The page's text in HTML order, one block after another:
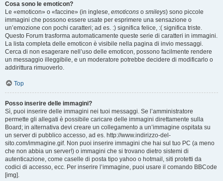
Cosa sono le emoticon?
Le «emoticon» o «faccine» (in inglese, emoticons o smileys) sono piccole
immagini che possono essere usate per esprimere una sensazione o
un’emozione con pochi caratteri; ad es. :) significa felice, :( significa triste.
Questo Forum trasforma automaticamente queste serie di caratteri in immagini.
La lista completa delle emoticon è visibile nella pagina di invio messaggi.
Cerca di non esagerare nell’uso delle emoticon, possono facilmente rendere
un messaggio illeggibile, e un moderatore potrebbe decidere di modificarlo o
addirittura rimuoverlo.
Top
Posso inserire delle immagini?
Sì, puoi inserire delle immagini nei tuoi messaggi. Se l’amministratore
permette gli allegati è possibile caricare delle immagini direttamente sulla
Board; in alternativa devi creare un collegamento a un’immagine ospitata su
un server di pubblico accesso, ad es. http://www.indirizzo-del-
sito.com/immagine.gif. Non puoi inserire immagini che hai sul tuo PC (a meno
che non abbia un server!) o immagini che si trovano dietro sistemi di
autenticazione, come caselle di posta tipo yahoo o hotmail, siti protetti da
codici di accesso, ecc. Per inserire l’immagine, puoi usare il comando BBCode
[img].